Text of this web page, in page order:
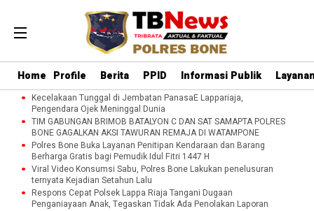
Home Profile Berita PPID Informasi Publik
Kecelakaan Tunggal di Jembatan PanasaE Lappariaja,
Pengendara Ojek Meninggal Dunia
TIM GABUNGAN BRIMOB BATALYON C DAN SAT SAMAPTA POLRES
BONE GAGALKAN AKSI TAWURAN REMAJA DI WATAMPONE
Polres Bone Buka Layanan Penitipan Kendaraan dan Barang
Berharga Gratis bagi Pemudik Idul Fitri 1447 H
Viral Video Konsumsi Sabu, Polres Bone Lakukan penelusuran
ternyata Kejadian Setahun Lalu
Respons Cepat Polsek Lappa Riaja Tangani Dugaan
Penganiayaan Anak, Tegaskan Tidak Ada Penolakan Laporan